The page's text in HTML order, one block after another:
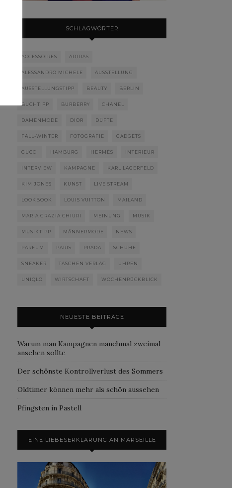
SCHLAGWÖRTER
ACCESSOIRES ADIDAS
ALESSANDRO MICHELE AUSSTELLUNG
AUSSTELLUNGSTIPP BEAUTY BERLIN
BUCHTIPP BURBERRY CHANEL
DAMENMODE DIOR DÜFTE
FALL-WINTER FOTOGRAFIE GADGETS
GUCCI HAMBURG HERMÈS INTERIEUR
INTERVIEW KAMPAGNE KARL LAGERFELD
KIM JONES KUNST LIVE STREAM
LOOKBOOK LOUIS VUITTON MAILAND
MARIA GRAZIA CHIURI MEINUNG MUSIK
MUSIKTIPP MÄNNERMODE NEWS
PARFUM PARIS PRADA SCHUHE
SNEAKER TASCHEN VERLAG UHREN
UNIQLO WIRTSCHAFT WOCHENRÜCKBLICK
NEUESTE BEITRÄGE
Warum man Kampagnen manchmal zweimal
ansehen sollte
Der schönste Kontrollverlust des Sommers
Oldtimer können mehr als schön aussehen
Pfingsten in Pastell
EINE LIEBESERKLÄRUNG AN MARSEILLE